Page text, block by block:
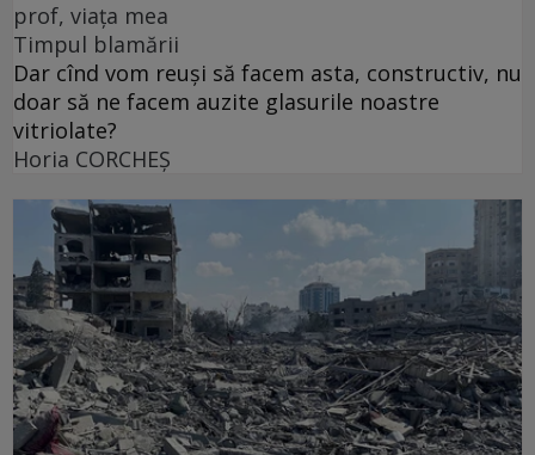
prof, viața mea
Timpul blamării
Dar cînd vom reuși să facem asta, constructiv, nu
doar să ne facem auzite glasurile noastre
vitriolate?
Horia CORCHEŞ